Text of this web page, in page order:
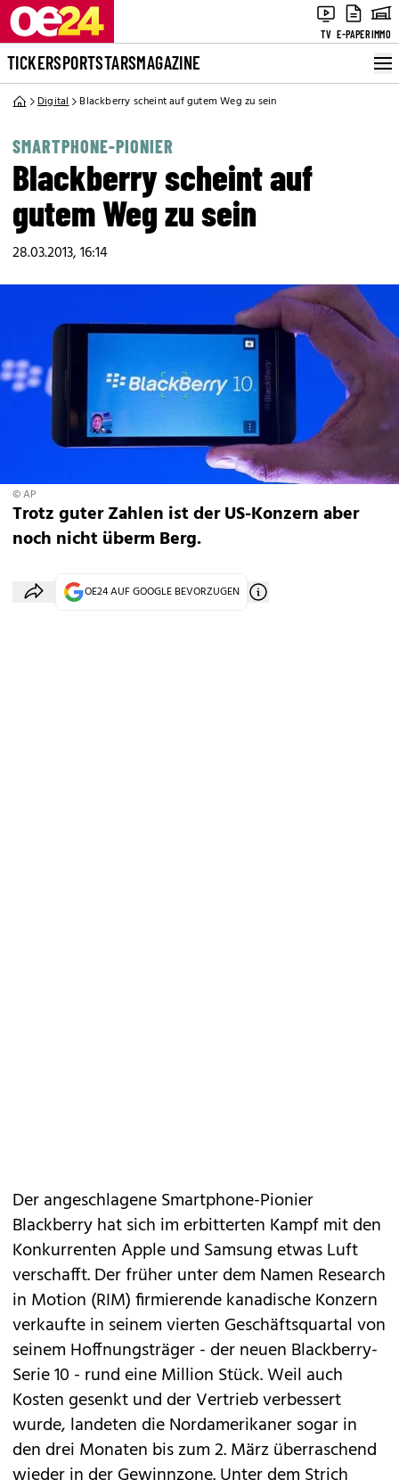
TV E-PAPERIMMO
TICKERSPORTSTARSMAGAZINE
Digital Blackberry scheint auf gutem Weg zu sein
SMARTPHONE-PIONIER
Blackberry scheint auf
gutem Weg zu sein
28.03.2013, 16:14
© AP
Trotz guter Zahlen ist der US-Konzern aber
noch nicht überm Berg.
OE24 AUF GOOGLE BEVORZUGEN
Der angeschlagene Smartphone-Pionier
Blackberryhat sich im erbitterten Kampf mit den
Konkurrenten Apple und Samsung etwas Luft
verschafft. Der früher unter dem Namen Research
in Motion (RIM) firmierende kanadische Konzern
verkaufte in seinem vierten Geschäftsquartal von
seinem Hoffnungsträger - der neuen Blackberry-
Serie 10 - rund eine Million Stück. Weil auch
Kosten gesenkt und der Vertrieb verbessert
wurde, landeten die Nordamerikaner sogar in
den drei Monaten bis zum 2. März überraschend